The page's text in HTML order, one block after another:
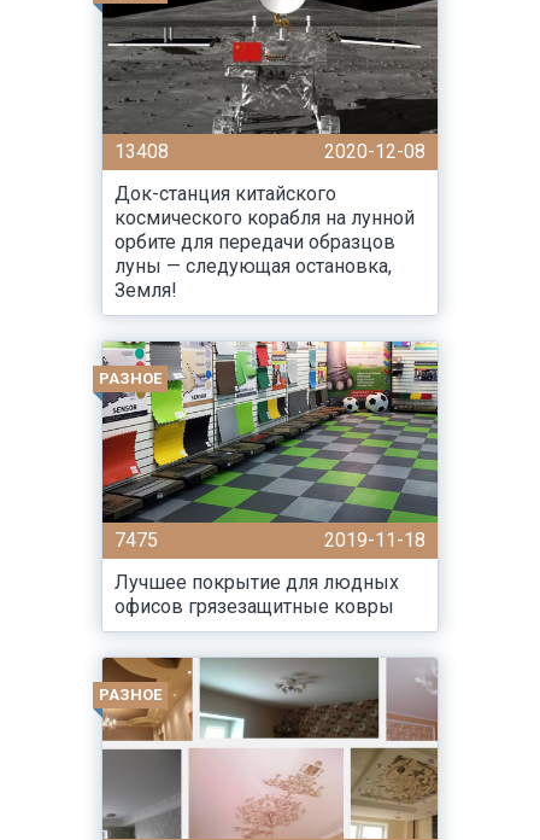
13408
2020-12-08
Док-станция китайского
космического корабля на лунной
орбите для передачи образцов
луны — следующая остановка,
Земля!
РАЗНОЕ
7475
2019-11-18
Лучшее покрытие для людных
офисов грязезащитные ковры
РАЗНОЕ